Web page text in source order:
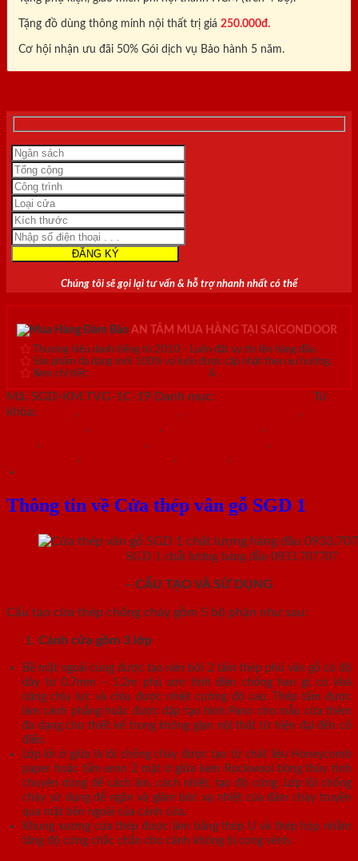
Tặng đồ dùng thông minh nội thất trị giá 250.000đ.
Cơ hội nhận ưu đãi 50% Gói dịch vụ Bảo hành 5 năm.
Chúng tôi sẽ gọi lại tư vấn & hỗ trợ nhanh nhất có thể
AN TÂM MUA HÀNG TẠI SAIGONDOOR
Thương hiệu danh tiếng từ 2010 - Luôn đặt uy tín lên hàng đầu.
Sản phẩm đa dạng mới 100% và luôn được cập nhật theo xu hướng.
Xem chi tiết:
&
Mã: SGD-KM.TVG-1C-19 Danh mục:
Từ
khóa:
, , ,
, , ,
, , ,
, , ,
Thông tin về Cửa thép vân gỗ SGD 1
SGD 1 chất lượng hàng đầu 0933.707707
– CẤU TẠO VÀ SỬ DỤNG
Cấu tạo cửa thép chống cháy gồm 5 bộ phận như sau:
Cánh cửa gồm 3 lớp
Bề mặt ngoài cùng được tạo nên bởi 2 tấm thép phủ vân gỗ có độ
dày từ 0.7mm – 1.2m phủ sơn tĩnh điện chống han gỉ, có khả
năng chịu lực và chịu được nhiệt cường độ cao. Thép tấm được
làm cánh phẳng hoặc được dập tạo hình Pano cho mẫu cửa thêm
đa dạng cho thiết kế trong không gian nội thất từ hiện đại đến cổ
điển.
Lớp lõi ở giữa là lõi chống cháy được tạo từ chất liệu Honeycomb
paper hoặc tấm eron 2 mặt ở giữa kèm Rockwool bông thủy tinh
chuyên dùng để cách âm, cách nhiệt, tạo độ cứng. Lớp lõi chống
cháy sử dụng để ngăn và giảm bức xạ nhiệt của đám cháy truyền
qua mặt bên ngoài của cánh cửa.
Khung xương cửa thép được làm bằng thép U và thép hộp nhằm
tăng độ cứng chắc chắn cho cánh không bị cong vênh.